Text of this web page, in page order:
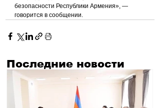
безопасности Республики Армения», —
говорится в сообщении.
Последние новости